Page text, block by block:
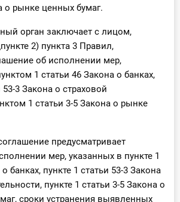
о рынке ценных бумаг.
орган заключает с лицом,
2) пункта 3 Правил,
об исполнении мер,
1 статьи 46 Закона о банках,
3 Закона о страховой
1 статьи 3-5 Закона о рынке
предусматривает
мер, указанных в пункте 1
банках, пункте 1 статьи 53-3 Закона
пункте 1 статьи 3-5 Закона о
сроки устранения выявленных